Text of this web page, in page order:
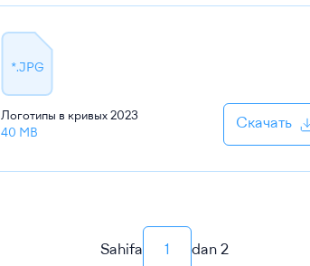
*.JPG
Логотипы в кривых 2023
40 MB
Скачать
Sahifa 1 dan 2